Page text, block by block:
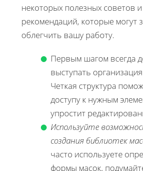
некоторых полезных советов и
рекомендаций, которые могут
облегчить вашу работу.
Первым шагом всегда
выступать
Четкая структура
доступу к нужным
упростит
Используйте
создания библиотек
часто используете
формы масок,